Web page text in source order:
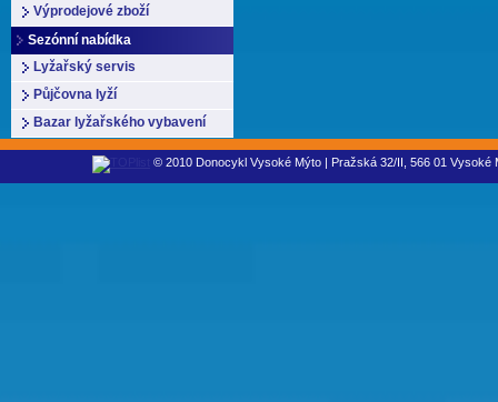
Výprodejové zboží
Sezónní nabídka
Lyžařský servis
Půjčovna lyží
Bazar lyžařského vybavení
© 2010 Donocykl Vysoké Mýto | Pražská 32/II, 566 01 Vysoké